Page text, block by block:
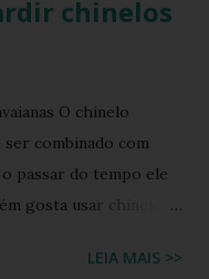
chinelos
O chinelo
combinado com
passar do tempo ele
gosta usar chinelo
os chinelos
LEIA MAIS >>